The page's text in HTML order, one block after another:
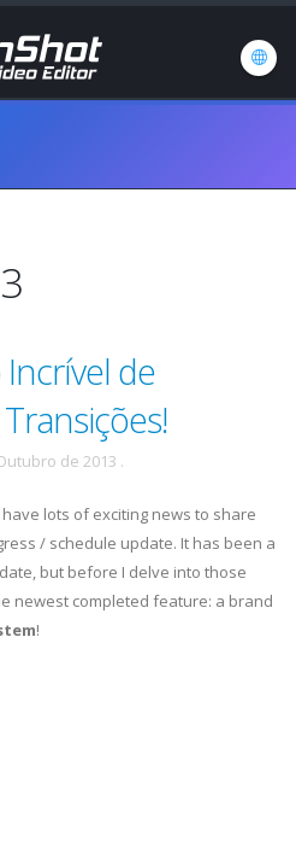
de
de 2013 .
lots of exciting news to share
/ schedule update. It has been a
but before I delve into those
newest completed feature: a brand
!